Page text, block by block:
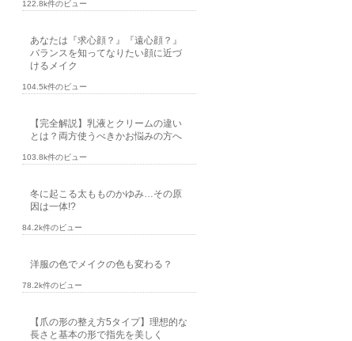
122.8k件のビュー
あなたは『求心顔？』『遠心顔？』
バランスを知ってなりたい顔に近づ
けるメイク
104.5k件のビュー
【完全解説】乳液とクリームの違い
とは？両方使うべきかお悩みの方へ
103.8k件のビュー
冬に起こる太もものかゆみ…その原
因は一体!?
84.2k件のビュー
洋服の色でメイクの色も変わる？
78.2k件のビュー
【爪の形の整え方5タイプ】理想的な
長さと基本の形で指先を美しく